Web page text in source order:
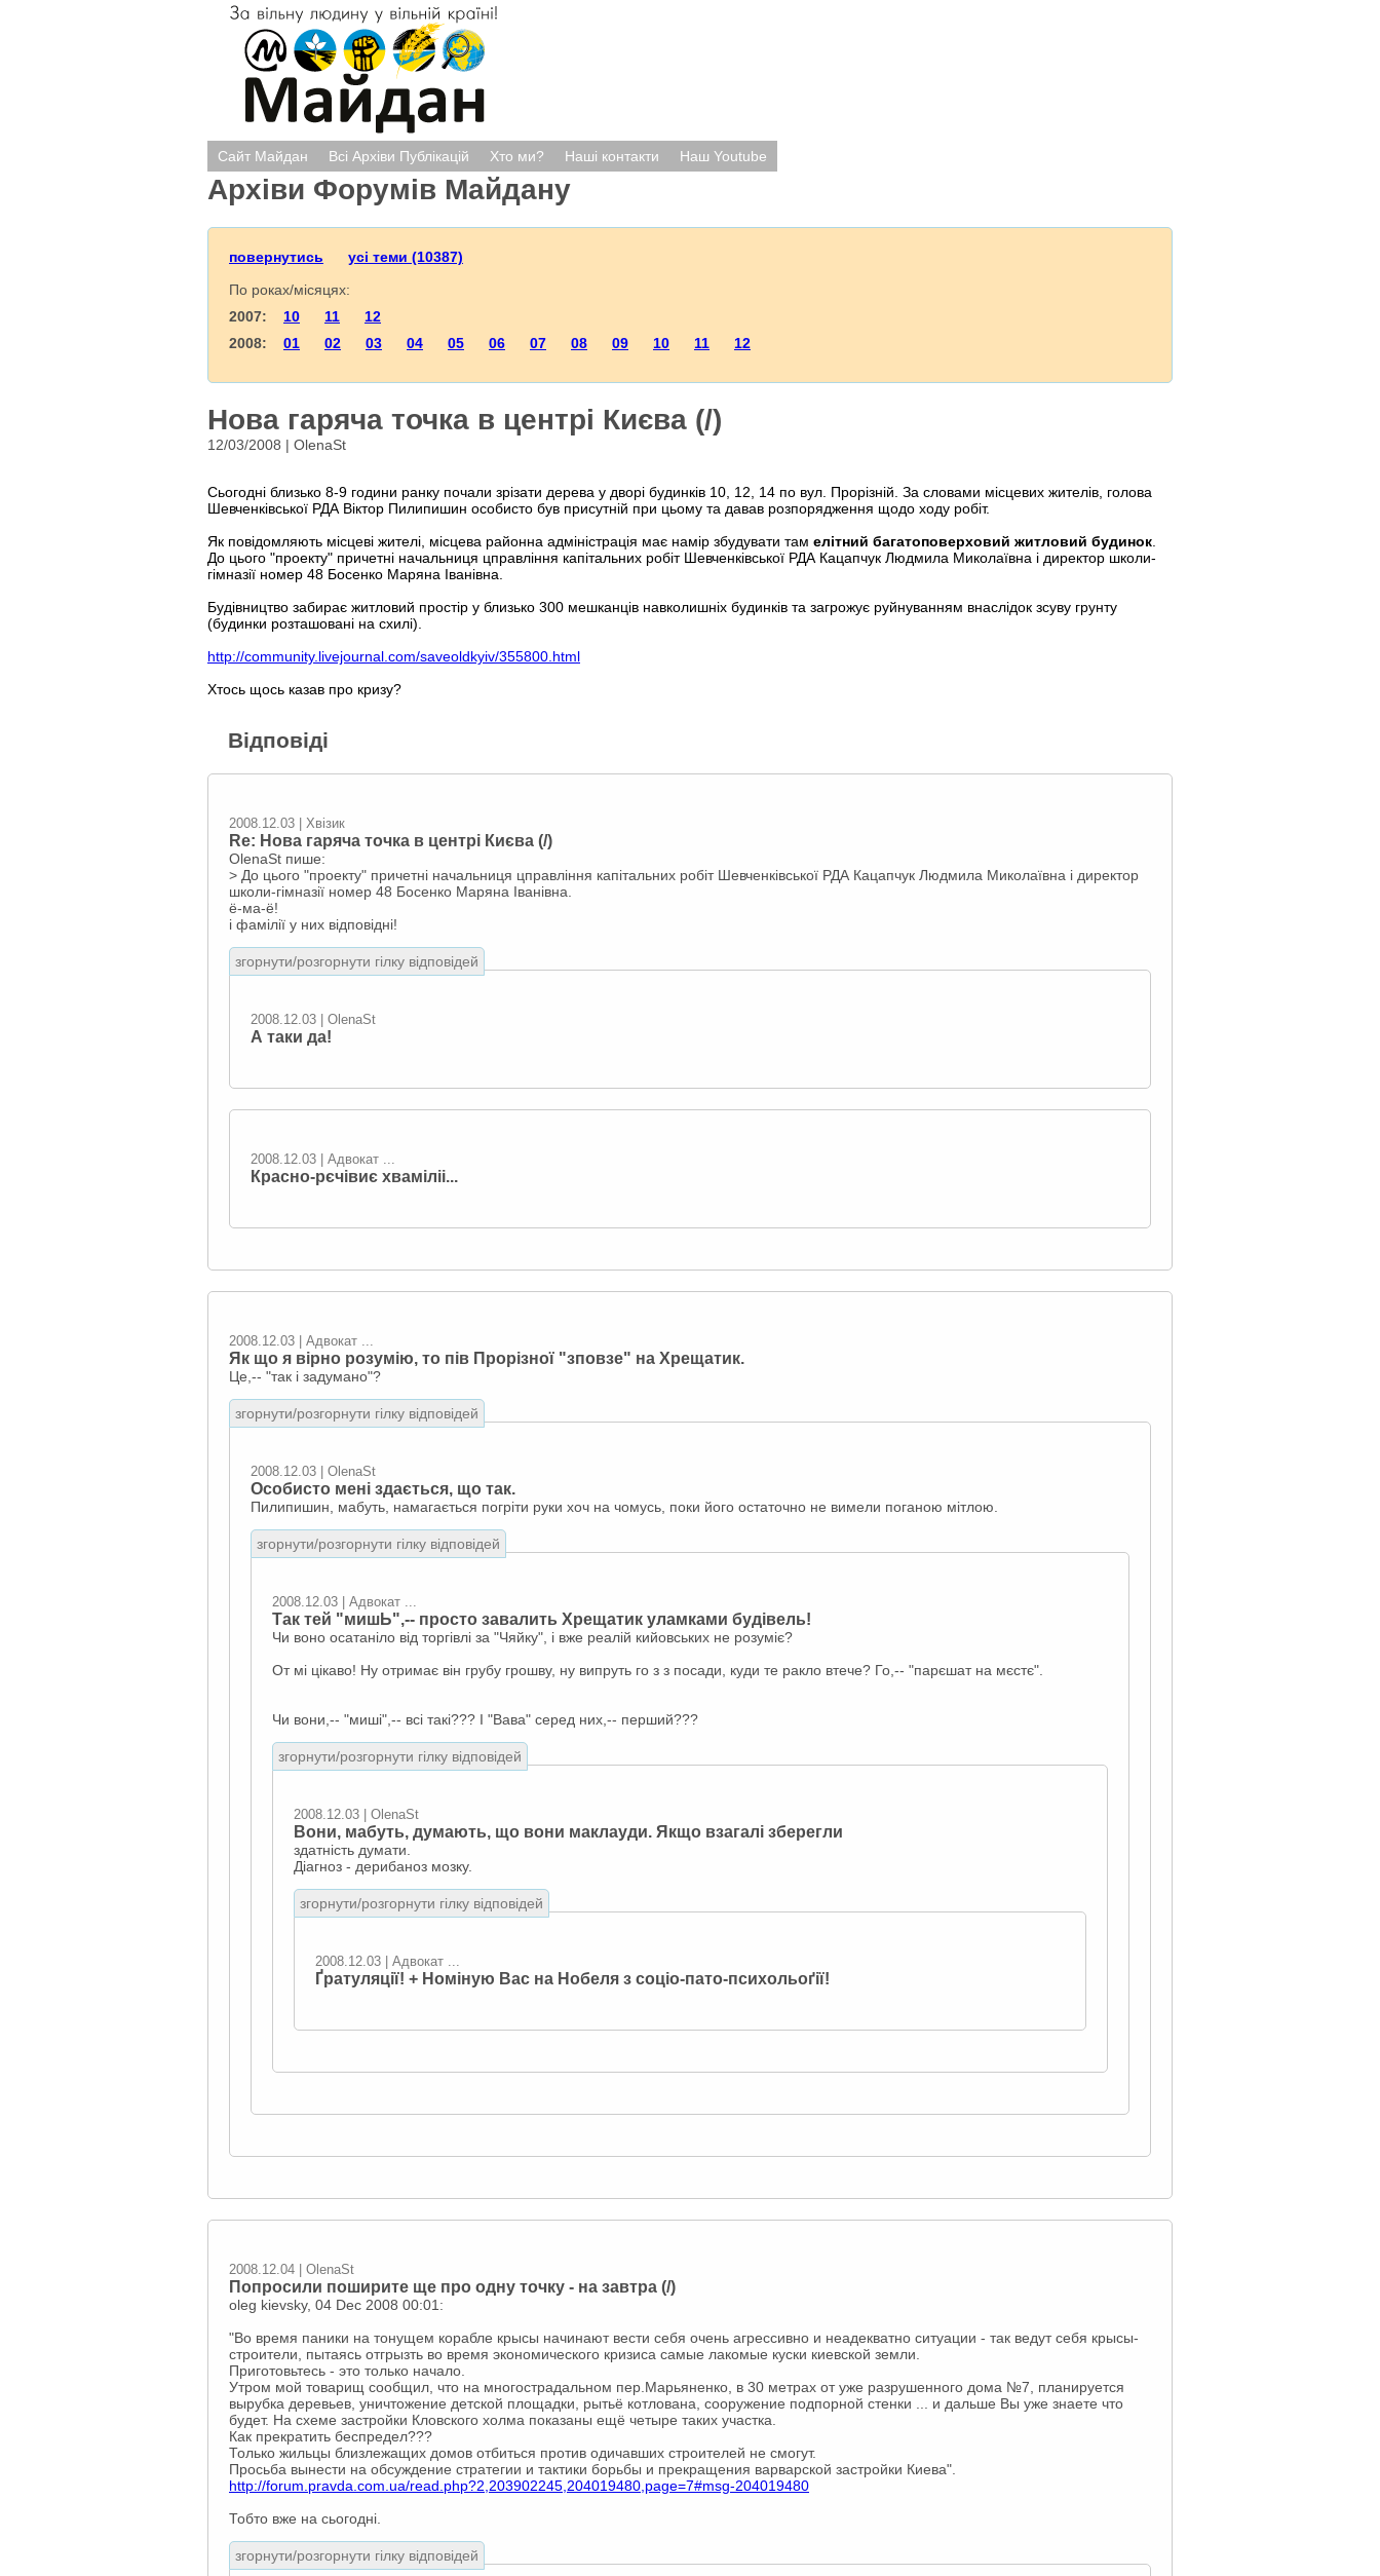
Сайт Майдан Всі Архіви Публікацій Хто ми? Наші контакти Наш Youtube
Архіви Форумів Майдану
повернутись
усі теми (10387)
По роках/місяцях:
2007: 10 11
12
2008: 01 02 03 04 05 06 07 08 09 10 11 12
Нова гаряча точка в центрі Києва (/)
12/03/2008 | OlenaSt
Сьогодні близько 8-9 години ранку почали зрізати дерева у дворі будинків 10, 12, 14 по вул. Прорізній. За словами місцевих жителів, голова
Шевченківської РДА Віктор Пилипишин особисто був присутній при цьому та давав розпорядження щодо ходу робіт.
Як повідомляють місцеві жителі, місцева районна адміністрація має намір збудувати там елітний багатоповерховий житловий будинок
До цього "проекту" причетні начальниця цправління капітальних робіт Шевченківської РДА Кацапчук Людмила Миколаївна і директор школи-
гімназії номер 48 Босенко Маряна Іванівна.
Будівництво забирає житловий простір у близько 300 мешканців навколишніх будинків та загрожує руйнуванням внаслідок зсуву грунту
(будинки розташовані на схилі).
http://community.livejournal.com/saveoldkyiv/355800.html
Хтось щось казав про кризу?
Відповіді
2008.12.03 | Хвізик
Re: Нова гаряча точка в центрі Києва (/)
OlenaSt пише:
> До цього "проекту" причетні начальниця цправління капітальних робіт Шевченківської РДА Кацапчук Людмила Миколаївна і директор
школи-гімназії номер 48 Босенко Маряна Іванівна.
ё-ма-ё!
і фамілії у них відповідні!
згорнути/розгорнути гілку відповідей
2008.12.03 | OlenaSt
А таки да!
2008.12.03 | Адвокат ...
Красно-рєчівиє хваміліі...
2008.12.03 | Адвокат ...
Як що я вірно розумію, то пів Прорізної "зповзе" на Хрещатик.
Це,-- "так і задумано"?
згорнути/розгорнути гілку відповідей
2008.12.03 | OlenaSt
Особисто мені здається, що так.
Пилипишин, мабуть, намагається погріти руки хоч на чомусь, поки його остаточно не вимели поганою мітлою.
згорнути/розгорнути гілку відповідей
2008.12.03 | Адвокат ...
Так тей "мишЬ",-- просто завалить Хрещатик уламками будівель!
Чи воно осатаніло від торгівлі за "Чяйку", і вже реалій кийовських не розуміє?
От мі цікаво! Ну отримає він грубу грошву, ну випруть го з з посади, куди те ракло втече? Го,-- "парєшат на мєстє".
Чи вони,-- "миші",-- всі такі??? І "Вава" серед них,-- перший???
згорнути/розгорнути гілку відповідей
2008.12.03 | OlenaSt
Вони, мабуть, думають, що вони маклауди. Якщо взагалі зберегли
здатність думати.
Діагноз - дерибаноз мозку.
згорнути/розгорнути гілку відповідей
2008.12.03 | Адвокат ...
Ґратуляції! + Номіную Вас на Нобеля з соціо-пато-психольоґії!
2008.12.04 | OlenaSt
Попросили поширите ще про одну точку - на завтра (/)
oleg kievsky, 04 Dec 2008 00:01:
"Во время паники на тонущем корабле крысы начинают вести себя очень агрессивно и неадекватно ситуации - так ведут себя крысы-
строители, пытаясь отгрызть во время экономического кризиса самые лакомые куски киевской земли.
Приготовьтесь - это только начало.
Утром мой товарищ сообщил, что на многострадальном пер.Марьяненко, в 30 метрах от уже разрушенного дома №7, планируется
вырубка деревьев, уничтожение детской площадки, рытьё котлована, сооружение подпорной стенки ... и дальше Вы уже знаете что
будет. На схеме застройки Кловского холма показаны ещё четыре таких участка.
Как прекратить беспредел???
Только жильцы близлежащих домов отбиться против одичавших строителей не смогут.
Просьба вынести на обсуждение стратегии и тактики борьбы и прекращения варварской застройки Киева".
http://forum.pravda.com.ua/read.php?2,203902245,204019480,page=7#msg-204019480
Тобто вже на сьогодні.
згорнути/розгорнути гілку відповідей